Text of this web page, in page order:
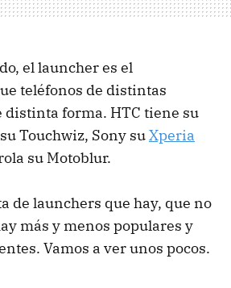
el launcher es el
teléfonos de distintas
distinta forma. HTC tiene su
Touchwiz, Sony suXperia
su Motoblur.
de launchers que hay, que no
más y menos populares y
Vamos a ver unos pocos.